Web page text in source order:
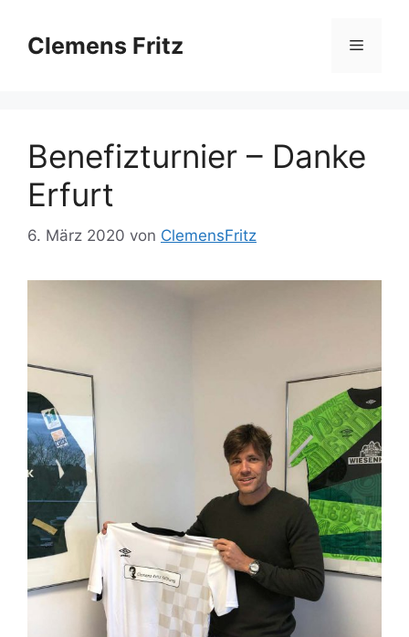
Inhalt
springen
Clemens Fritz Menü
Benefizturnier – Danke
Erfurt
6. März 2020 von ClemensFritz